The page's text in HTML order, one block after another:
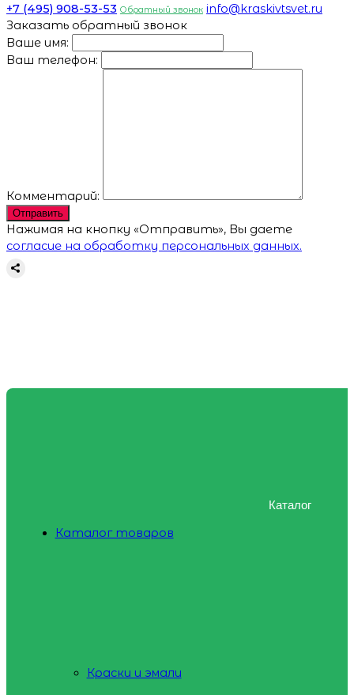
+7 (495) 908-53-53 Обратный звонок info@kraskivtsvet.ru
Заказать обратный звонок
Ваше имя:
Ваш телефон:
Комментарий:
Отправить
Нажимая на кнопку «Отправить», Вы даете
согласие на обработку персональных данных.
Каталог
Каталог товаров
Краски и эмали